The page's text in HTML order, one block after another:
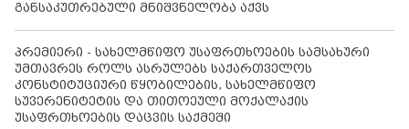
განსაკუთრებული მნიშვნელობა აქვს
პრემიერი - სახელმწიფო უსაფრთხოების სამსახური
უმთავრეს როლს ასრულებს საქართველოს
კონსტიტუციური წყობილების, სახელმწიფო
სუვერენიტეტის და თითოეული მოქალაქის
უსაფრთხოების დაცვის საქმეში